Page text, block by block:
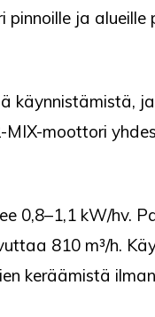
ja alueille
käynnistämistä,
moottori
0,8–1,1 kW/hv.
810 m³/h.
keräämistä